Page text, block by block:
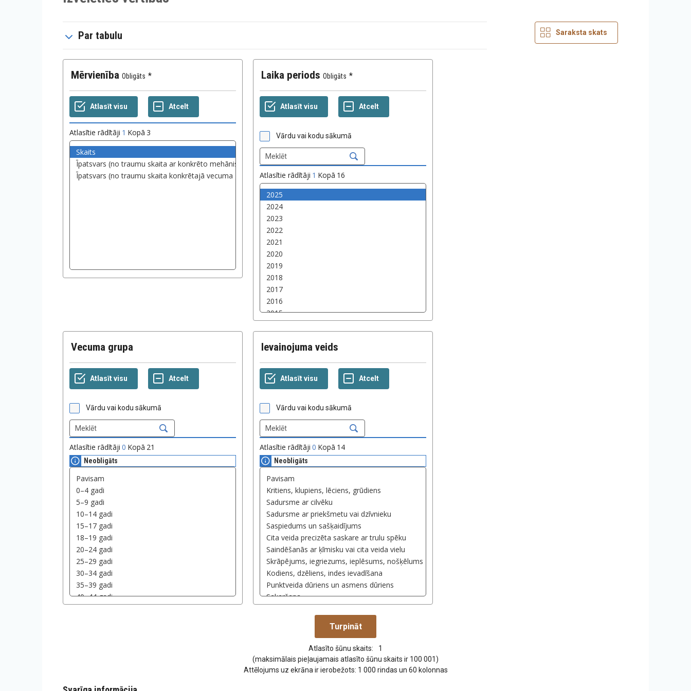
Par tabulu
Mērvienība Obligāts
Atlasītie rādītāji 1 Kopā 3
Laika periods Obligāts
Vārdu vai kodu sākumā
Atlasītie rādītāji 1 Kopā 16
Vecuma grupa
Vārdu vai kodu sākumā
Atlasītie rādītāji 0 Kopā 21
Neobligāts
Ievainojuma veids
Vārdu vai kodu sākumā
Atlasītie rādītāji 0 Kopā 14
Neobligāts
Atlasīto šūnu skaits:
1
(maksimālais pieļaujamais atlasīto šūnu skaits ir 100 001)
Attēlojums uz ekrāna ir ierobežots: 1 000 rindas un 60 kolonnas